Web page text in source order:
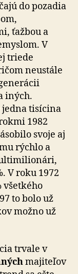
do pozadia
ťažbou a
V
triede
neustále
iných.
jedna tisícina
1982
svoje aj
rýchlo a
V roku 1972
všetkého
to bolo už
možno už
trvale v
majiteľov